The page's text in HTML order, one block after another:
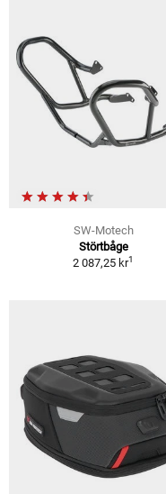
SW-Motech
Störtbåge
2 087,25 kr1